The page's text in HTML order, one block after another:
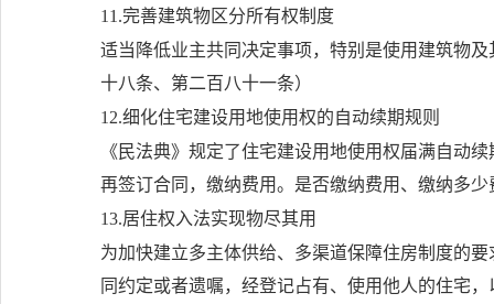
11.完善建筑物区分所有权制度
适当降低业主共同决定事项，特别是使用建筑物
十八条、第二百八十一条）
12.细化住宅建设用地使用权的自动续期规则
《民法典》规定了住宅建设用地使用权届满自动
再签订合同，缴纳费用。是否缴纳费用、缴纳多
13.居住权入法实现物尽其用
为加快建立多主体供给、多渠道保障住房制度的
同约定或者遗嘱，经登记占有、使用他人的住宅